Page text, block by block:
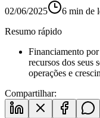
02/06/2025
6 min de
Resumo rápido
Financiamento
recursos dos seus
operações e
Compartilhar: